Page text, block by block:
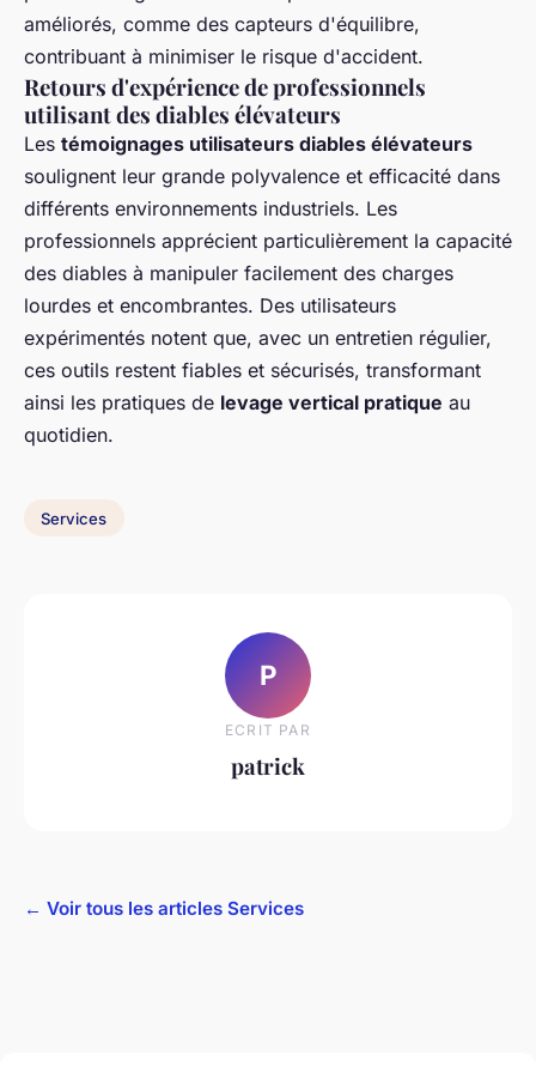
améliorés, comme des capteurs d'équilibre,
contribuant à minimiser le risque d'accident.
Retours d'expérience de professionnels
utilisant des diables élévateurs
Les témoignages utilisateurs diables élévateurs
soulignent leur grande polyvalence et efficacité dans
différents environnements industriels. Les
professionnels apprécient particulièrement la capacité
des diables à manipuler facilement des charges
lourdes et encombrantes. Des utilisateurs
expérimentés notent que, avec un entretien régulier,
ces outils restent fiables et sécurisés, transformant
ainsi les pratiques de levage vertical pratique au
quotidien.
Services
P
ECRIT PAR
patrick
← Voir tous les articles Services